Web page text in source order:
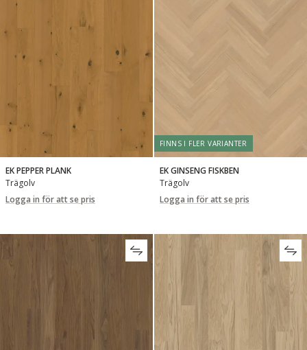
EK PEPPER PLANK
Trägolv
Logga in för att se pris
FINNS I FLER VARIANTER
EK GINSENG FISKBEN
Trägolv
Logga in för att se pris